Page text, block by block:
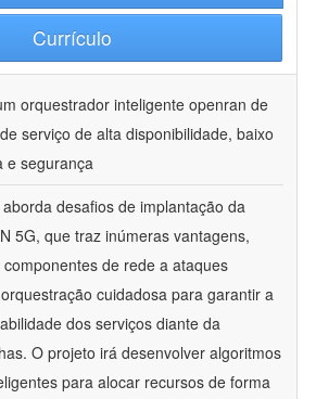
Currículo
orquestrador inteligente openran de
serviço de alta disponibilidade, baixo
e segurança
desafios de implantação da
5G, que traz inúmeras vantagens,
de rede a ataques
cuidadosa para garantir a
dos serviços diante da
O projeto irá desenvolver algoritmos
para alocar recursos de forma